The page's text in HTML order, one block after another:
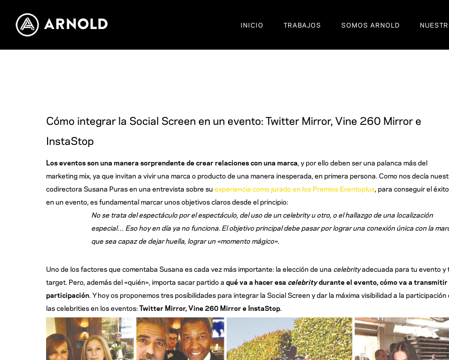
INICIO TRABAJOS SOMOS ARNOLD
Cómo integrar la Social Screen en un evento: Twitter Mirror, Vine 260 Mirror e
InstaStop
Los eventos son una manera sorprendente de crear relaciones con una marca, y por ello deben ser una palanca más del
marketing mix, ya que invitan a vivir una marca o producto de una manera inesperada, en primera persona. Como nos decía
codirectora Susana Puras en una entrevista sobre su experiencia como jurado en los Premios Eventoplus, para conseguir el éxito
en un evento, es fundamental marcar unos objetivos claros desde el principio:
No se trata del espectáculo por el espectáculo, del uso de un celebrity u otro, o el hallazgo de una localización
especial… Eso hoy en día ya no funciona. El objetivo principal debe pasar por lograr una conexión única con la
que sea capaz de dejar huella, lograr un «momento mágico».
Uno de los factores que comentaba Susana es cada vez más importante: la elección de una celebrityadecuada para tu evento y
target. Pero, además del «quién», importa sacar partido a qué va a hacer esa celebritydurante el evento, cómo va a transmitir
participación. Y hoy os proponemos tres posibilidades para integrar la Social Screen y dar la máxima visibilidad a la participación
las celebrities en los eventos:Twitter Mirror, Vine 260 Mirror e InstaStop.